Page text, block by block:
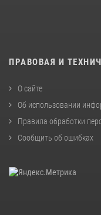
ПРАВОВАЯ И
О сайте
Об использовании
Правила обработки
Сообщить об ошибках